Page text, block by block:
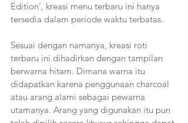
Edition’, kreasi menu terbaru ini hanya
tersedia dalam periode waktu terbatas.
Sesuai dengan namanya, kreasi roti
terbaru ini dihadirkan dengan tampilan
berwarna hitam. Dimana warna itu
didapatkan karena penggunaan charcoal
atau arang alami sebagai pewarna
utamanya. Arang yang digunakan itu pun